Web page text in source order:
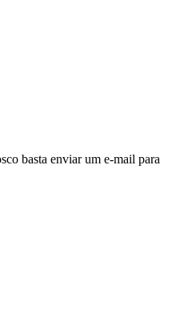
basta enviar um e-mail para